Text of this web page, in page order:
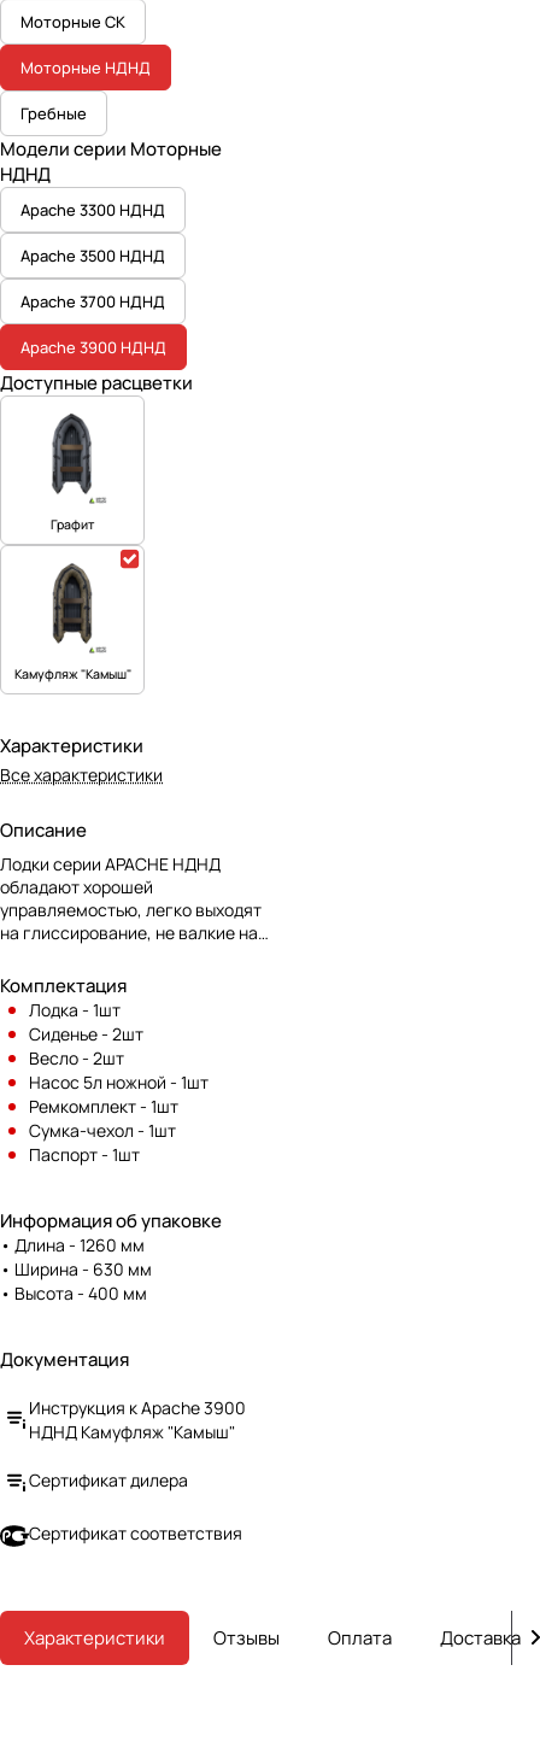
Моторные СК
Моторные НДНД
Гребные
Модели серии Моторные
НДНД
Apache 3300 НДНД
Apache 3500 НДНД
Apache 3700 НДНД
Apache 3900 НДНД
Доступные расцветки
Графит
Камуфляж "Камыш"
Характеристики
Все характеристики
Описание
Лодки серии APACHE НДНД
обладают хорошей
управляемостью, легко выходят
на глиссирование, не валкие на
обеспечивает удобную рыбалку
стоя. Надувное дно низкого
давления является
альтернативой слани,
конструктивные особенности
позволяют добиться ощущения
твердого пола под ногами.
Кокпит просторный и глубокий ,
дублирован качественным
скольжению. Лодка удобна в
эксплуатации, быстро
надувается и легко
складывается. Небольшой вес и
качества делают лодки APACHE
среди рыбаков и любителей
активного отдыха.
Комплектация
Лодка - 1шт
Сиденье - 2шт
Весло - 2шт
Насос 5л ножной - 1шт
Ремкомплект - 1шт
Сумка-чехол - 1шт
Паспорт - 1шт
Информация об упаковке
• Длина - 1260 мм
• Ширина - 630 мм
• Высота - 400 мм
Документация
Инструкция к Apache 3900
НДНД Камуфляж "Камыш"
Сертификат дилера
Сертификат соответствия
Характеристики Отзывы Оплата Доставка